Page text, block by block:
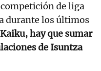
de liga
durante los últimos
hay que sumar
de Isuntza